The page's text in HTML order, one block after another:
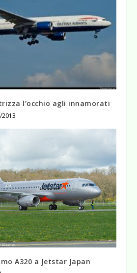
l’occhio agli innamorati
A320 a Jetstar Japan